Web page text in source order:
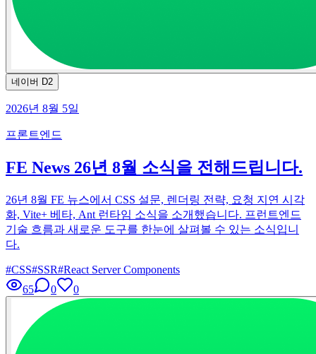
네이버 D2
2026년 8월 5일
프론트엔드
FE News 26년 8월 소식을 전해드립니다.
26년 8월 FE 뉴스에서 CSS 설문, 렌더링 전략, 요청 지연 시각
화, Vite+ 베타, Ant 런타임 소식을 소개했습니다. 프런트엔드
기술 흐름과 새로운 도구를 한눈에 살펴볼 수 있는 소식입니
다.
#CSS#SSR#React Server Components
65
0 0